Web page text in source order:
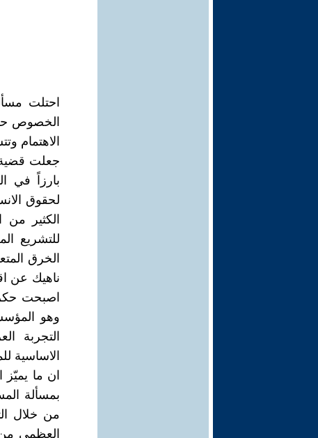
احتلت
الخصوص
الاهتمام
جعلت قضية
بارزاً في
الكثير من
للتشريع
الخرق
ناهيك عن
اصبحت
وهو
التجربة
الاساسية
ان ما
بمسألة
من خلال
العظمى من